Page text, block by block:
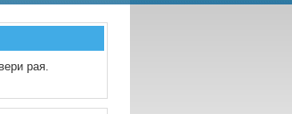
рая.